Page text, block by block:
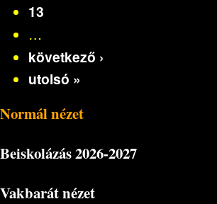
13
…
következő ›
utolsó »
Normál nézet
Beiskolázás2026-2027
Vakbarát nézet